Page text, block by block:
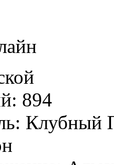
894
Клубный